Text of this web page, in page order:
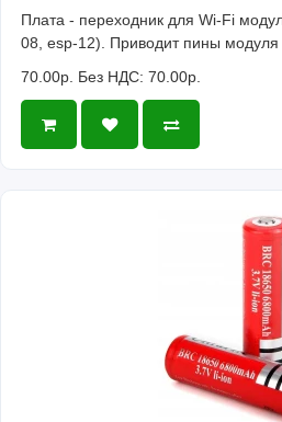
Плата - переходник для Wi-Fi
08, esp-12). Приводит пины модуля
70.00р. Без НДС: 70.00р.